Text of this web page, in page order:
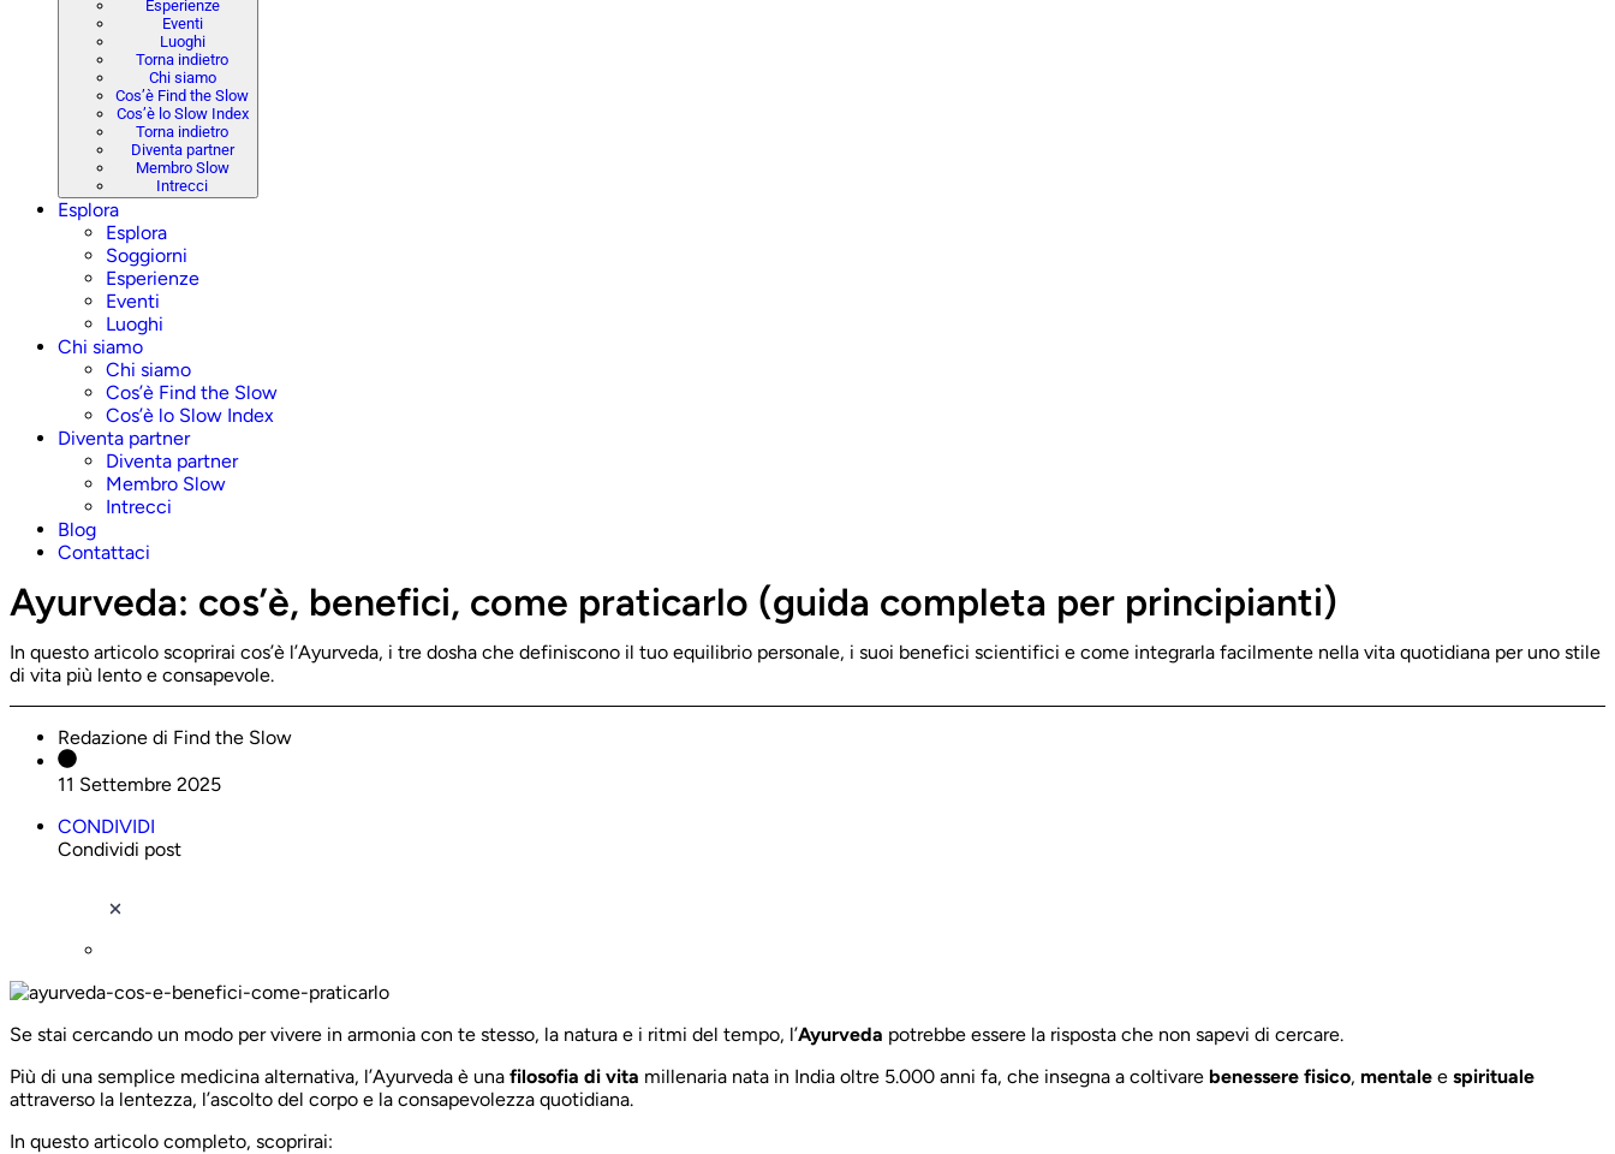
Esperienze
Eventi
Luoghi
Torna indietro
Chi siamo
Cos’è Find the Slow
Cos’è lo Slow Index
Torna indietro
Diventa partner
Membro Slow
Intrecci
Esplora
Esplora
Soggiorni
Esperienze
Eventi
Luoghi
Chi siamo
Chi siamo
Cos’è Find the Slow
Cos’è lo Slow Index
Diventa partner
Diventa partner
Membro Slow
Intrecci
Blog
Contattaci
Ayurveda: cos’è, benefici, come praticarlo (guida completa per principianti)
In questo articolo scoprirai cos’è l’Ayurveda, i tre dosha che definiscono il tuo equilibrio personale, i suoi benefici scientifici e come integrarla facilmente nella vita quotidiana per uno stile
di vita più lento e consapevole.
Redazione di Find the Slow
11 Settembre 2025
CONDIVIDI
Condividi post
Se stai cercando un modo per vivere in armonia con te stesso, la natura e i ritmi del tempo, l’Ayurveda potrebbe essere la risposta che non sapevi di cercare.
Più di una semplice medicina alternativa, l’Ayurveda è una filosofia di vita millenaria nata in India oltre 5.000 anni fa, che insegna a coltivare benessere fisico, mentale e spirituale
attraverso la lentezza, l’ascolto del corpo e la consapevolezza quotidiana.
In questo articolo completo, scoprirai: